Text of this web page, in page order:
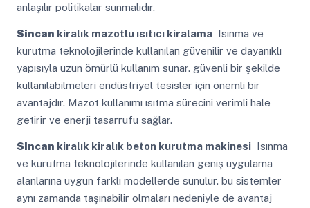
anlaşılır politikalar sunmalıdır.
Sincan kiralık mazotlu ısıtıcı kiralamaIsınma ve
kurutma teknolojilerinde kullanılan güvenilir ve dayanıklı
yapısıyla uzun ömürlü kullanım sunar. güvenli bir şekilde
kullanılabilmeleri endüstriyel tesisler için önemli bir
avantajdır. Mazot kullanımı ısıtma sürecini verimli hale
getirir ve enerji tasarrufu sağlar.
Sincan kiralık kiralık beton kurutma makinesiIsınma
ve kurutma teknolojilerinde kullanılan geniş uygulama
alanlarına uygun farklı modellerde sunulur. bu sistemler
aynı zamanda taşınabilir olmaları nedeniyle de avantaj